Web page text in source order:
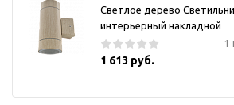
Светлое дерево
интерьерный накладной
1
1 613 руб.